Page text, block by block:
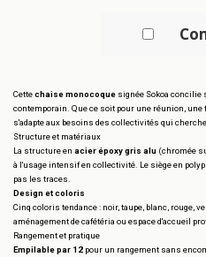
Cettechaise monocoque signée Sokoa
contemporain. Que ce soit pour une réunion, une
s'adapte aux besoins des collectivités qui
Structure et matériaux
La structure en acier époxy gris alu (chromée
à l'usage intensif en collectivité. Le siège en
pas les traces.
Design et coloris
Cinq coloris tendance : noir, taupe, blanc, rouge,
aménagement de cafétéria ou espace d'accueil
Rangement et pratique
Empilable par 12 pour un rangement sans